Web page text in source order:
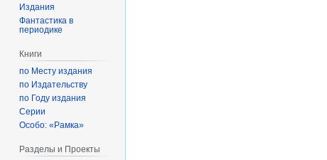
Издания
Фантастика в
периодике
Книги
по Месту издания
по Издательству
по Году издания
Серии
Особо: «Рамка»
Разделы и Проекты